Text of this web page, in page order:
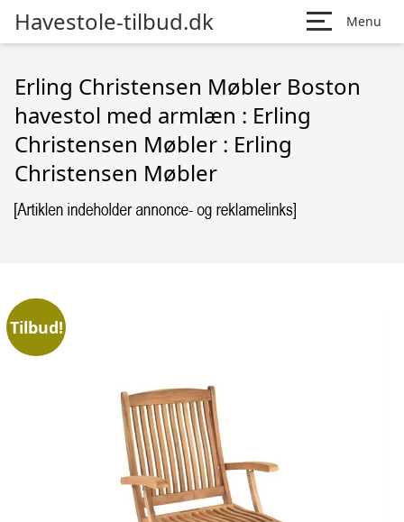
Havestole-tilbud.dk Menu
Erling Christensen Møbler Boston
havestol med armlæn : Erling
Christensen Møbler : Erling
Christensen Møbler
Tilbud!